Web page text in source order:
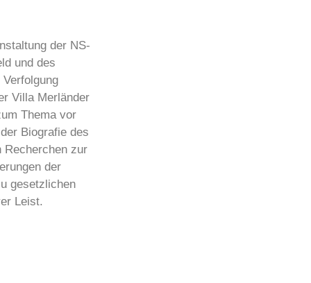
der NS-
und des
Villa Merländer
Thema vor
Biografie des
Recherchen zur
der
gesetzlichen
Leist.